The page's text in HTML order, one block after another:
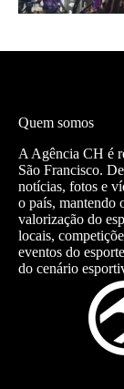
Quem somos
A Agência CH é
São Francisco.
notícias, fotos e
o país, mantendo
valorização do
locais,
eventos do
do cenário